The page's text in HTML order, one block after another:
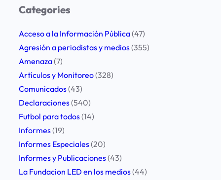
e
o
ó
n
r
h
Categories
Acceso a la Información Pública(47)
Agresión a periodistas y medios(355)
Amenaza(7)
Artículos y Monitoreo(328)
Comunicados(43)
Declaraciones(540)
Futbol para todos(14)
Informes(19)
Informes Especiales(20)
Informes y Publicaciones(43)
La Fundacion LED en los medios(44)